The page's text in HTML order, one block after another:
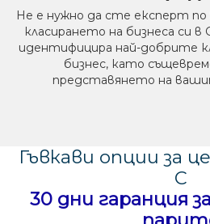
Не е нужно да сте експерт по
класирането на бизнеса си в
идентифицира най-добрите
бизнес, като
представянето на
Гъвкави опции за
С
30 дни гаранция